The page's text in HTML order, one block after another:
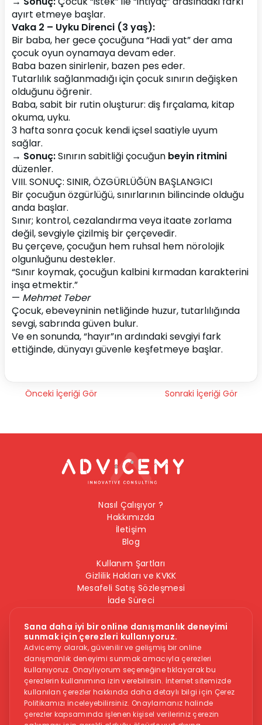
ayırt etmeye başlar.
Vaka 2 – Uyku Direnci (3 yaş):
Bir baba, her gece çocuğuna “Hadi yat” der ama
çocuk oyun oynamaya devam eder.
Baba bazen sinirlenir, bazen pes eder.
Tutarlılık sağlanmadığı için çocuk sınırın değişken
olduğunu öğrenir.
Baba, sabit bir rutin oluşturur: diş fırçalama, kitap
okuma, uyku.
3 hafta sonra çocuk kendi içsel saatiyle uyum
sağlar.
→ Sonuç: Sınırın sabitliği çocuğun beyin ritmini
düzenler.
VIII. SONUÇ: SINIR, ÖZGÜRLÜĞÜN BAŞLANGICI
Bir çocuğun özgürlüğü, sınırlarının bilincinde olduğu
anda başlar.
Sınır; kontrol, cezalandırma veya itaate zorlama
değil, sevgiyle çizilmiş bir çerçevedir.
Bu çerçeve, çocuğun hem ruhsal hem nörolojik
olgunluğunu destekler.
“Sınır koymak, çocuğun kalbini kırmadan karakterini
inşa etmektir.”
— Mehmet Teber
Çocuk, ebeveyninin netliğinde huzur, tutarlılığında
sevgi, sabrında güven bulur.
Ve en sonunda, “hayır”ın ardındaki sevgiyi fark
ettiğinde, dünyayı güvenle keşfetmeye başlar.
Önceki İçeriği Gör Sonraki İçeriği Gör
Sana daha iyi bir online danışmanlık deneyimi
sunmak için çerezleri kullanıyoruz.
Advicemy olarak, güvenilir ve gelişmiş bir online
danışmanlık deneyimi sunmak amacıyla çerezleri
kullanıyoruz. Onaylıyorum seçeneğine tıklayarak bu
çerezlerin kullanımına izin verebilirsin. İnternet sitemizde
kullanılan çerezler hakkında daha detaylı bilgi için Çerez
Politikamızı inceleyebilirsiniz. Onaylamanız halinde
çerezler kapsamında işlenen kişisel verileriniz çerezin
Nasıl Çalışıyor ?
Hakkımızda
İletişim
Blog
Kullanım Şartları
Gizlilik Hakları ve KVKK
Mesafeli Satış Sözleşmesi
İade Süreci
Bilgi Güvenliği Politikası
Bizi Takip Edin